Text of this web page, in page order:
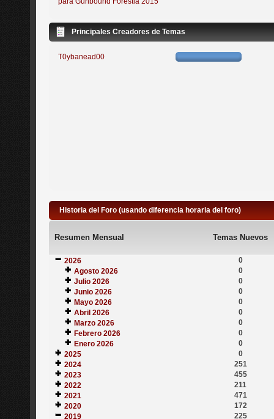
Principales Creadores de Temas
T0ybanead00
Historia del Foro (usando diferencia horaria del foro)
Resumen Mensual Temas Nuevos
2026
0
Agosto 2026
0
Julio 2026
0
Junio 2026
0
Mayo 2026
0
Abril 2026
0
Marzo 2026
0
Febrero 2026
0
Enero 2026
0
2025
0
2024
251
2023
455
2022
211
2021
471
2020
172
2019
225